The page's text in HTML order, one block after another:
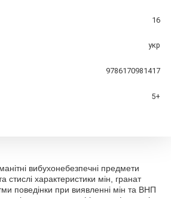
16
укр
9786170981417
5+
вибухонебезпечні предмети
стислі характеристики мін, гранат
поведінки при виявленні мін та ВНП